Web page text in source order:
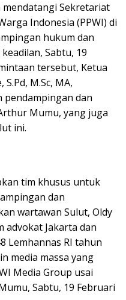
Sekretariat
Indonesia (PPWI) di
hukum dan
Sabtu, 19
tersebut, Ketua
M.Sc, MA,
pendampingan dan
Mumu, yang juga
ini.
tim khusus untuk
dan
wartawan Sulut, Oldy
advokat Jakarta dan
Lemhannas RI tahun
media massa yang
Media Group usai
Sabtu, 19 Februari